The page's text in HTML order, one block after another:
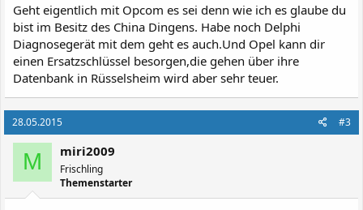
Geht eigentlich mit Opcom es sei denn wie ich es glaube du
bist im Besitz des China Dingens. Habe noch Delphi
Diagnosegerät mit dem geht es auch.Und Opel kann dir
einen Ersatzschlüssel besorgen,die gehen über ihre
Datenbank in Rüsselsheim wird aber sehr teuer.
28.05.2015 #3
M miri2009
Frischling
Themenstarter